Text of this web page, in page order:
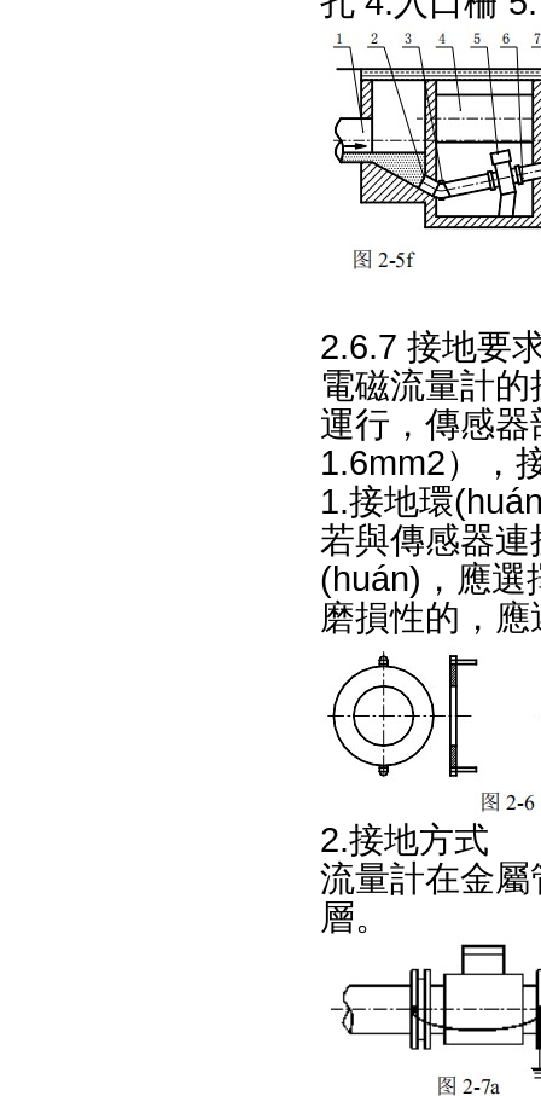
2.6.7 接地要
電磁流量計的
運行，傳感
1.6mm2）
1.接地環
若與傳感器
(huán)，
磨損性的，
2.接地方式
流量計在金
層。